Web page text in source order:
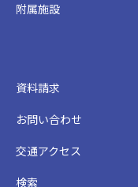
附属施設
資料請求
お問い合わせ
交通アクセス
検索